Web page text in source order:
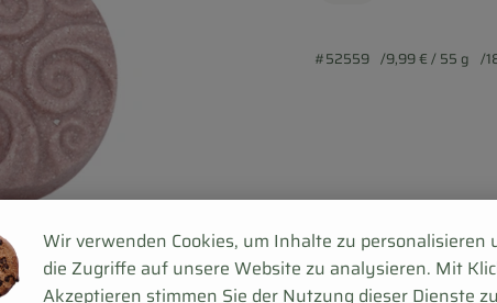
#52559 9,99 €/ 55 g
Wir verwenden Cookies, um Inhalte zu personalisieren
die Zugriffe auf unsere Website zu analysieren. Mit
Akzeptieren stimmen Sie der Nutzung dieser Dienste